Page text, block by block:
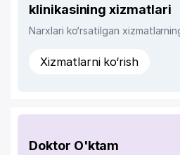
klinikasining xizmatlari
Narxlari ko‘rsatilgan
Xizmatlarni ko‘rish
Doktor O'ktam